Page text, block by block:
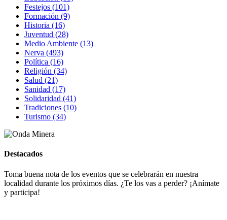
Festejos (101)
Formación (9)
Historia (16)
Juventud (28)
Medio Ambiente (13)
Nerva (493)
Política (16)
Religión (34)
Salud (21)
Sanidad (17)
Solidaridad (41)
Tradiciones (10)
Turismo (34)
Destacados
Toma buena nota de los eventos que se celebrarán en nuestra
localidad durante los próximos días. ¿Te los vas a perder? ¡Anímate
y participa!